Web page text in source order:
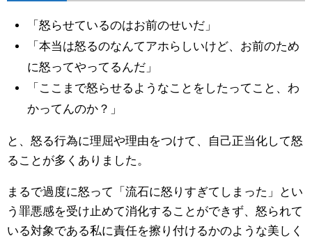
「怒らせているのはお前のせいだ」
「本当は怒るのなんてアホらしいけど、お前のため
に怒ってやってるんだ」
「ここまで怒らせるようなことをしたってこと、わ
かってんのか？」
と、怒る行為に理屈や理由をつけて、自己正当化して怒
ることが多くありました。
まるで過度に怒って「流石に怒りすぎてしまった」とい
う罪悪感を受け止めて消化することができず、怒られて
いる対象である私に責任を擦り付けるかのような美しく